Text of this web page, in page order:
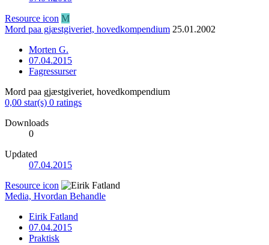
Resource icon M
Mord paa gjæstgiveriet, hovedkompendium 25.01.2002
Morten G.
07.04.2015
Fagressurser
Mord paa gjæstgiveriet, hovedkompendium
0,00 star(s) 0 ratings
Downloads
0
Updated
07.04.2015
Resource icon
Media, Hvordan Behandle
Eirik Fatland
07.04.2015
Praktisk